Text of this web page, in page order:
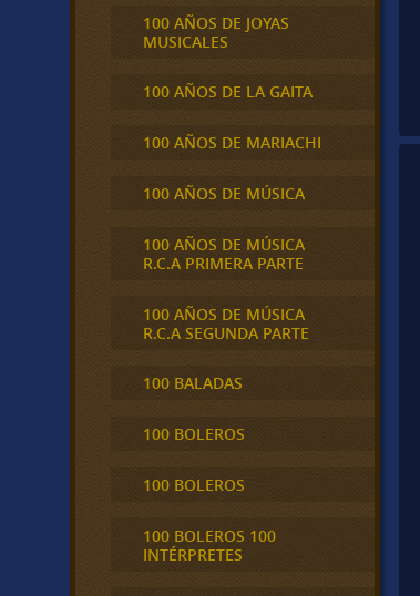
100 AÑOS DE JOYAS
MUSICALES
100 AÑOS DE LA GAITA
100 AÑOS DE MARIACHI
100 AÑOS DE MÚSICA
100 AÑOS DE MÚSICA
R.C.A PRIMERA PARTE
100 AÑOS DE MÚSICA
R.C.A SEGUNDA PARTE
100 BALADAS
100 BOLEROS
100 BOLEROS
100 BOLEROS 100
INTÉRPRETES